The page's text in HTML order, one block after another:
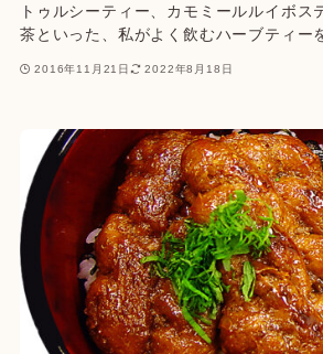
トゥルシーティー、カモミールルイボス
茶といった、私がよく飲むハーブティー
2016年11月21日 2022年8月18日